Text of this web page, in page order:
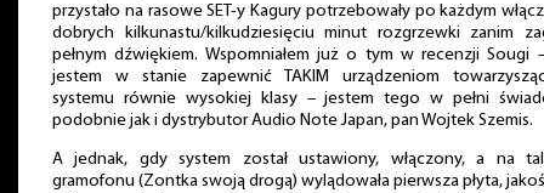
przystało na rasowe SET-y Kagury potrzebowały po każdym
dobrych kilkunastu/kilkudziesięciu minut rozgrzewki zanim
pełnym dźwiękiem. Wspomniałem już o tym w recenzji Sougi
jestem w stanie zapewnić TAKIM urządzeniom
systemu równie wysokiej klasy – jestem tego w pełni
podobnie jak i dystrybutor Audio Note Japan, pan Wojtek Szemis.
A jednak, gdy system został ustawiony, włączony, a na
gramofonu (Zontka swoją drogą) wylądowała pierwsza płyta,